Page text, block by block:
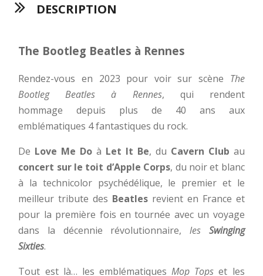
DESCRIPTION
The Bootleg Beatles à Rennes
Rendez-vous en 2023 pour voir sur scène The
Bootleg Beatles à Rennes, qui rendent
hommage depuis plus de 40 ans aux
emblématiques 4 fantastiques du rock.
De Love Me Do à Let It Be, du Cavern Club au
concert sur le toit d’Apple Corps, du noir et blanc
à la technicolor psychédélique, le premier et le
meilleur tribute des Beatles revient en France et
pour la première fois en tournée avec un voyage
dans la décennie révolutionnaire, les Swinging
Sixties.
Tout est là… les emblématiquesMop Tops et les